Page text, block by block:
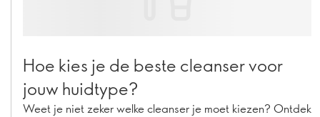
Hoe kies je de beste cleanser voor
jouw huidtype?
Weet je niet zeker welke cleanser je moet kiezen? Ontdek